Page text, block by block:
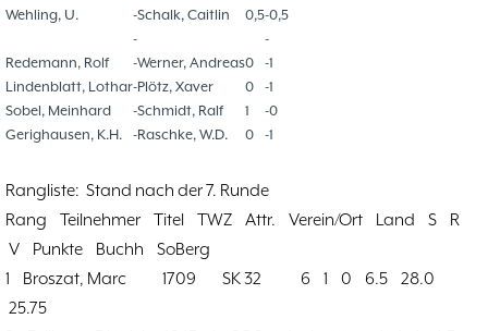
Wehling, U.
-Schalk, Caitlin 0,5-0,5
-
-
Redemann, Rolf
-Werner, Andreas0 -1
Lindenblatt, Lothar-Plötz, Xaver 0 -1
Sobel, Meinhard
-Schmidt, Ralf 1 -0
Gerighausen, K.H.
-Raschke, W.D. 0 -1
Rangliste: Stand nach der 7. Runde
Rang Teilnehmer Titel TWZ Attr. Verein/Ort Land S R
V Punkte Buchh SoBerg
1 Broszat, Marc 1709 SK 32 6 1 0 6.5 28.0
25.75